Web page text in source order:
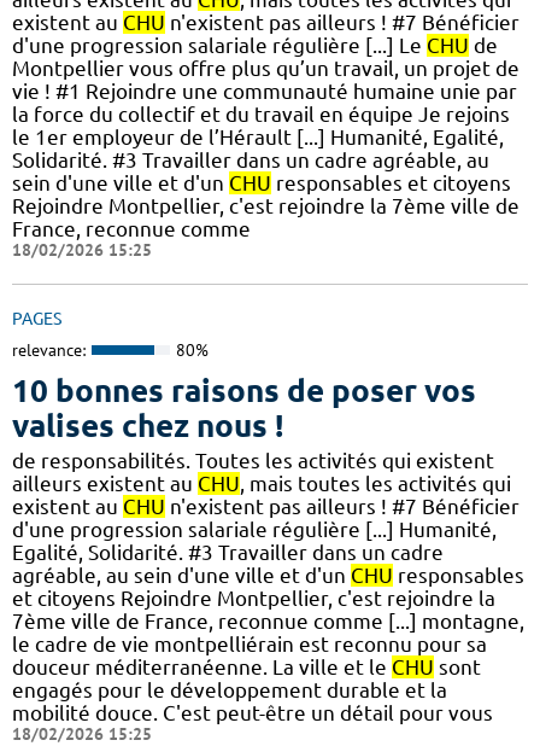
existent au CHU n'existent pas ailleurs ! #7 Bénéficier
d'une progression salariale régulière [...] Le CHU de
Montpellier vous offre plus qu’un travail, un projet de
vie ! #1 Rejoindre une communauté humaine unie par
la force du collectif et du travail en équipe Je rejoins
le 1er employeur de l’Hérault [...] Humanité, Egalité,
Solidarité. #3 Travailler dans un cadre agréable, au
sein d'une ville et d'un CHU responsables et citoyens
Rejoindre Montpellier, c'est rejoindre la 7ème ville de
France, reconnue comme
18/02/2026 15:25
PAGES
relevance: 80%
10 bonnes raisons de poser vos
valises chez nous !
de responsabilités. Toutes les activités qui existent
ailleurs existent au CHU , mais toutes les activités qui
existent au CHU n'existent pas ailleurs ! #7 Bénéficier
d'une progression salariale régulière [...] Humanité,
Egalité, Solidarité. #3 Travailler dans un cadre
agréable, au sein d'une ville et d'un CHU responsables
et citoyens Rejoindre Montpellier, c'est rejoindre la
7ème ville de France, reconnue comme [...] montagne,
le cadre de vie montpelliérain est reconnu pour sa
douceur méditerranéenne. La ville et le CHU sont
engagés pour le développement durable et la
mobilité douce. C'est peut-être un détail pour vous
18/02/2026 15:25